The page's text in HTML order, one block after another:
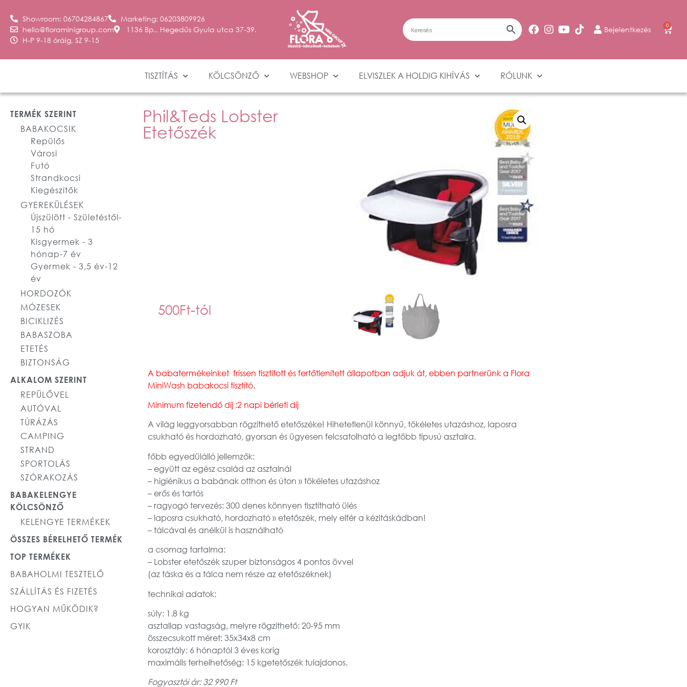
Showroom: 06704284867
Marketing: 06203809926
hello@floraminigroup.com
1136 Bp., Hegedűs Gyula utca 37-39.
H-P 9-18 óráig, SZ 9-15
Bejelentkezés 0
TISZTÍTÁS KÖLCSÖNZŐ WEBSHOP ELVISZLEK A HOLDIG KIHÍVÁS RÓLUNK
TERMÉK SZERINT
BABAKOCSIK
Repülős
Városi
Futó
Strandkocsi
Kiegészítők
GYEREKÜLÉSEK
Újszülött - Születéstől-
15 hó
Kisgyermek - 3
hónap-7 év
Gyermek - 3,5 év-12
év
HORDOZÓK
MÓZESEK
BICIKLIZÉS
BABASZOBA
ETETÉS
BIZTONSÁG
ALKALOM SZERINT
REPÜLŐVEL
AUTÓVAL
TÚRÁZÁS
CAMPING
STRAND
SPORTOLÁS
SZÓRAKOZÁS
BABAKELENGYE
KÖLCSÖNZŐ
KELENGYE TERMÉKEK
ÖSSZES BÉRELHETŐ TERMÉK
TOP TERMÉKEK
BABAHOLMI TESZTELŐ
SZÁLLÍTÁS ÉS FIZETÉS
HOGYAN MŰKÖDIK?
GYIK
Phil&Teds Lobster
Etetőszék
500Ft-tól
A babatermékeinket frissen tisztított és fertőtlenített állapotban adjuk át, ebben partnerünk a Flora
MiniWash babakocsi tisztító.
Minimum fizetendő díj :2 napi bérleti díj
A világ leggyorsabban rögzíthető etetőszéke! Hihetetlenül könnyű, tökéletes utazáshoz, laposra
csukható és hordozható, gyorsan és ügyesen felcsatolható a legtöbb típusú asztalra.
főbb egyedülálló jellemzők:
– együtt az egész család az asztalnál
– higiénikus a babának otthon és úton » tökéletes utazáshoz
– erős és tartós
– ragyogó tervezés: 300 denes könnyen tisztítható ülés
– laposra csukható, hordozható » etetőszék, mely elfér a kézitáskádban!
– tálcával és anélkül is használható
a csomag tartalma:
– Lobster etetőszék szuper biztonságos 4 pontos övvel
(az táska és a tálca nem része az etetőszéknek)
technikai adatok:
súly: 1.8 kg
asztallap vastagság, melyre rögzíthető: 20-95 mm
összecsukott méret: 35x34x8 cm
korosztály: 6 hónaptól 3 éves korig
maximális terhelhetőség: 15 kgetetőszék tulajdonos.
Fogyasztói ár: 32 990 Ft